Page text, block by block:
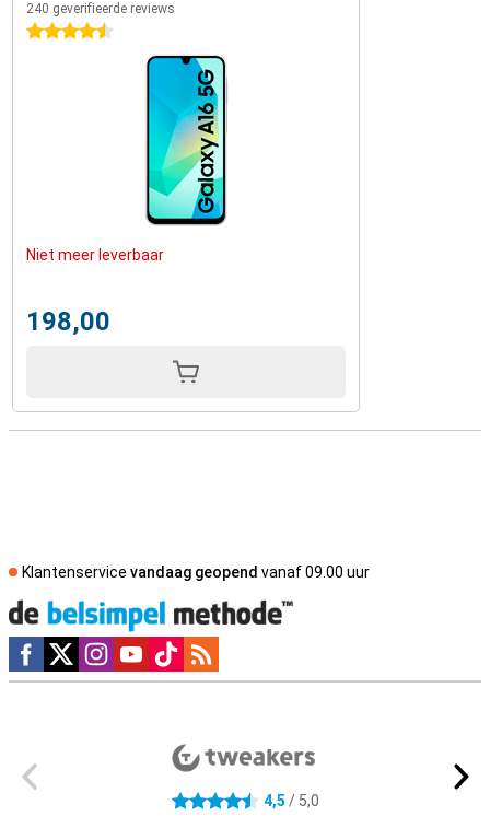
240 geverifieerde reviews
4.5 sterren
Niet meer leverbaar
198,00
Klantenservice vandaag geopend vanaf 09.00 uur
Social media
4.5 sterren 4,5 / 5,0